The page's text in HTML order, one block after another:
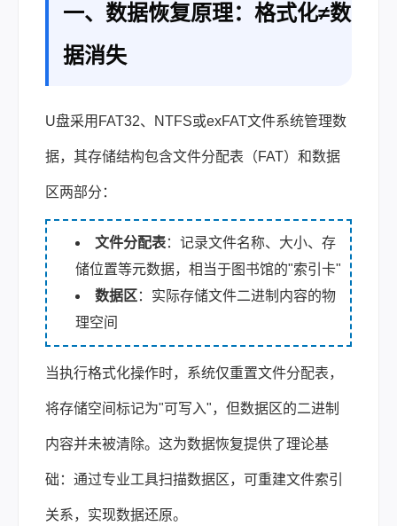
一、数据恢复原理：格式化≠数
据消失
U盘采用FAT32、NTFS或exFAT文件系统管理数
据，其存储结构包含文件分配表（FAT）和数据
区两部分：
文件分配表：记录文件名称、大小、存
储位置等元数据，相当于图书馆的"索引卡"
数据区 ：实际存储文件二进制内容的物
理空间
当执行格式化操作时，系统仅重置文件分配表，
将存储空间标记为"可写入"，但数据区的二进制
内容并未被清除。这为数据恢复提供了理论基
础：通过专业工具扫描数据区，可重建文件索引
关系，实现数据还原。